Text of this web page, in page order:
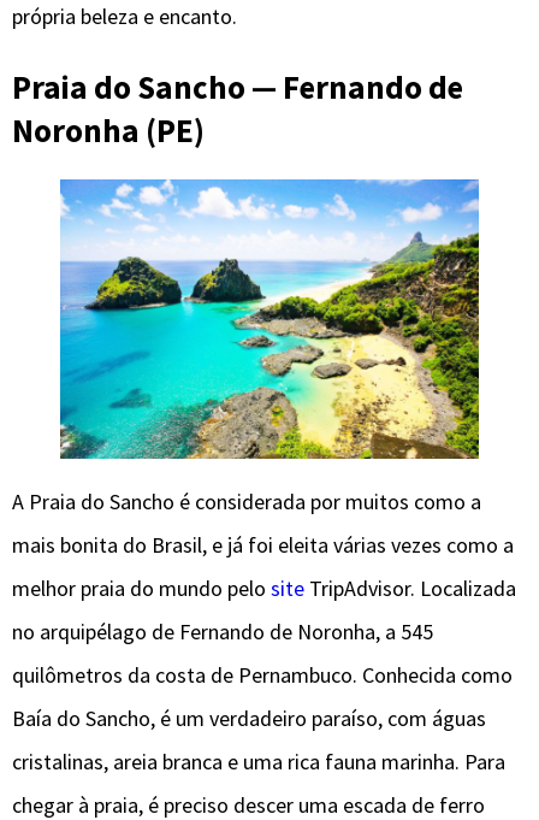
própria beleza e encanto.
Praia do Sancho — Fernando de
Noronha (PE)
A Praia do Sancho é considerada por muitos como a
mais bonita do Brasil, e já foi eleita várias vezes como a
melhor praia do mundo pelo site TripAdvisor. Localizada
no arquipélago de Fernando de Noronha, a 545
quilômetros da costa de Pernambuco. Conhecida como
Baía do Sancho, é um verdadeiro paraíso, com águas
cristalinas, areia branca e uma rica fauna marinha. Para
chegar à praia, é preciso descer uma escada de ferro